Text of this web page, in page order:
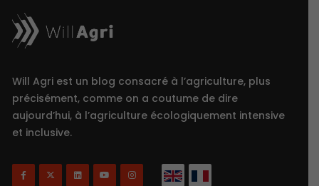
Will Agri est un blog consacré à l’agriculture, plus
précisément, comme on a coutume de dire
aujourd’hui, à l’agriculture écologiquement intensive
et inclusive.